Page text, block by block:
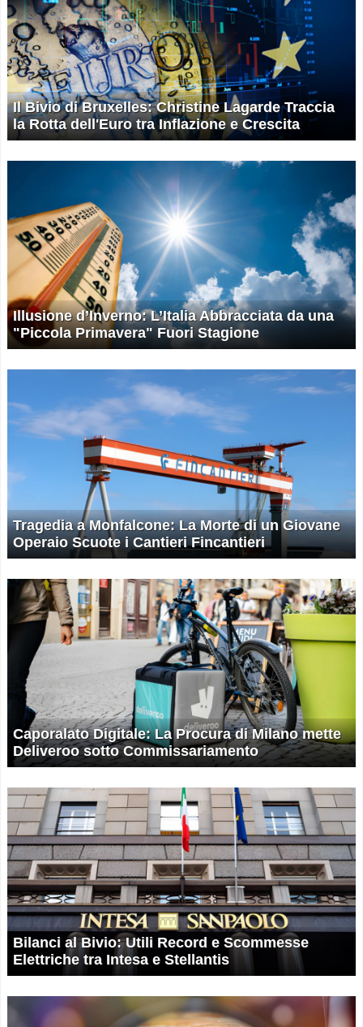
Il Bivio di Bruxelles: Christine Lagarde Traccia
la Rotta dell'Euro tra Inflazione e Crescita
Illusione d’Inverno: L’Italia Abbracciata da una
"Piccola Primavera" Fuori Stagione
Tragedia a Monfalcone: La Morte di un Giovane
Operaio Scuote i Cantieri Fincantieri
Caporalato Digitale: La Procura di Milano mette
Deliveroo sotto Commissariamento
Bilanci al Bivio: Utili Record e Scommesse
Elettriche tra Intesa e Stellantis